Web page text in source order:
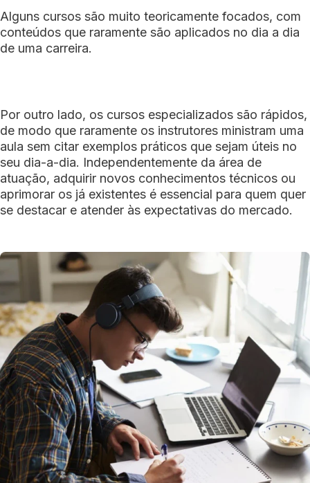
Alguns cursos são muito teoricamente focados, com
conteúdos que raramente são aplicados no dia a dia
de uma carreira.
Por outro lado, os cursos especializados são rápidos,
de modo que raramente os instrutores ministram uma
aula sem citar exemplos práticos que sejam úteis no
seu dia-a-dia. Independentemente da área de
atuação, adquirir novos conhecimentos técnicos ou
aprimorar os já existentes é essencial para quem quer
se destacar e atender às expectativas do mercado.